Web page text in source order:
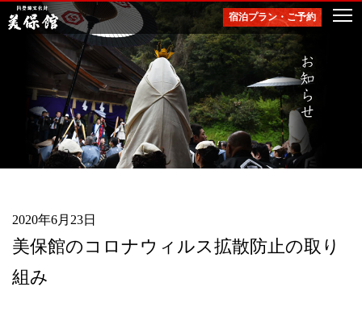
宿泊プラン・ご予約
2020年6月23日
美保館のコロナウィルス拡散防止の取り
組み